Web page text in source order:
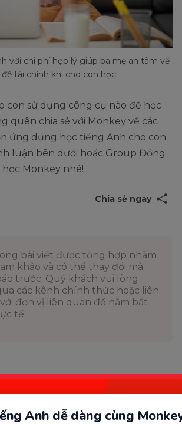
Anh dễ dàng cùng
với chi phí hợp lý giúp ba mẹ an tâm về
đề tài chính khi cho con học
con sử dụng công cụ nào để học
quên chia sẻ với Monkey về các
ứng dụng học tiếng Anh cho con
luận bên dưới hoặc Group Đồng
Monkey nhé!
Chia sẻ ngay
bài viết được tổng hợp nhằm
khảo và có thể thay đổi mà
trước. Quý khách vui lòng
các kênh chính thức hoặc liên
đơn vị liên quan để nắm bắt
tế.